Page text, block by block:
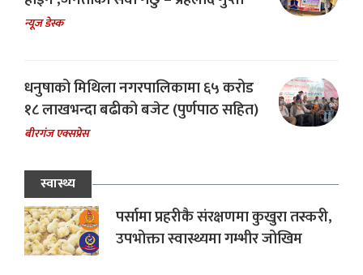
न्यूज डेस्क
धनुषाको मिथिला नगरपालिकामा ६५ करोड
१८ लाखभन्दा बढीको बजेट (पुर्णपाठ सहित)
बीरगंज एक्सप्रेस
स्वास्थ्य
पर्सामा प्रहरीकै संरक्षणमा कुखुरा तस्करी,
उपभोक्ता स्वास्थ्यमा गम्भीर जोखिम